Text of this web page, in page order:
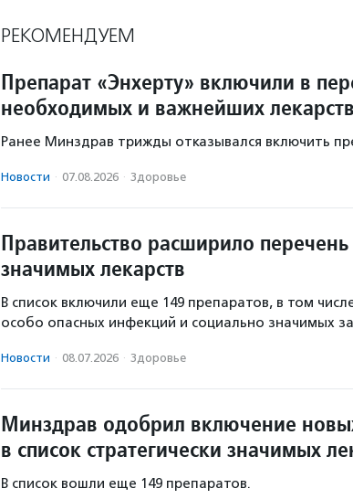
РЕКОМЕНДУЕМ
Препарат «Энхерту» включили в
необходимых и важнейших лекарств
Ранее Минздрав трижды отказывался включить
Новости · 07.08.2026 · Здоровье
Правительство расширило перечень
значимых лекарств
В список включили еще 149 препаратов, в том
особо опасных инфекций и социально значимых
Новости · 08.07.2026 · Здоровье
Минздрав одобрил включение
в список стратегически значимых
В список вошли еще 149 препаратов.